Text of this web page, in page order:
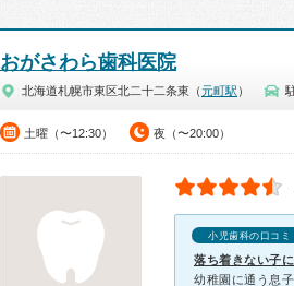
おがさわら歯科医院
北海道札幌市東区北二十二条東（元町駅 ）
土曜（〜12:30） 夜（〜20:00）
小児歯科の口コミ
落ち着きない子